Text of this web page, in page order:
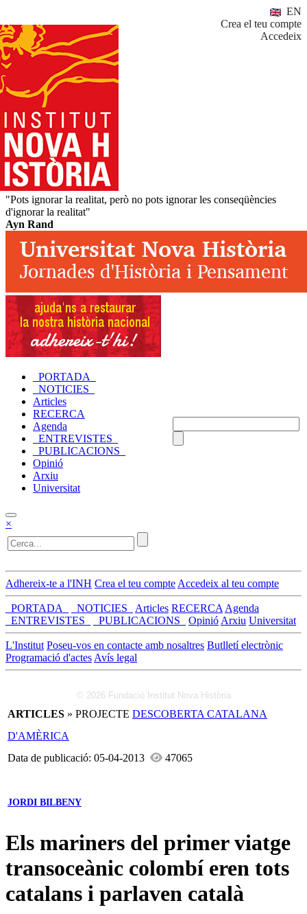
EN
Crea el teu compte
Accedeix
"Pots ignorar la realitat, però no pots ignorar les conseqüències
d'ignorar la realitat"
Ayn Rand
_PORTADA_
_NOTICIES_
Articles
RECERCA
Agenda
_ENTREVISTES_
_PUBLICACIONS_
Opinió
Arxiu
Universitat
×
Adhereix-te a l'INH Crea el teu compte Accedeix al teu compte
_PORTADA_ _NOTICIES_ Articles RECERCA Agenda
_ENTREVISTES_
_PUBLICACIONS_ Opinió Arxiu Universitat
L'Institut Poseu-vos en contacte amb nosaltres Butlletí electrònic
Programació d'actes Avís legal
© 2026 Fundació Institut Nova Història
ARTICLES » PROJECTE DESCOBERTA CATALANA
D'AMÈRICA
Data de publicació: 05-04-2013
47065
JORDI BILBENY
Els mariners del primer viatge
transoceànic colombí eren tots
catalans i parlaven català